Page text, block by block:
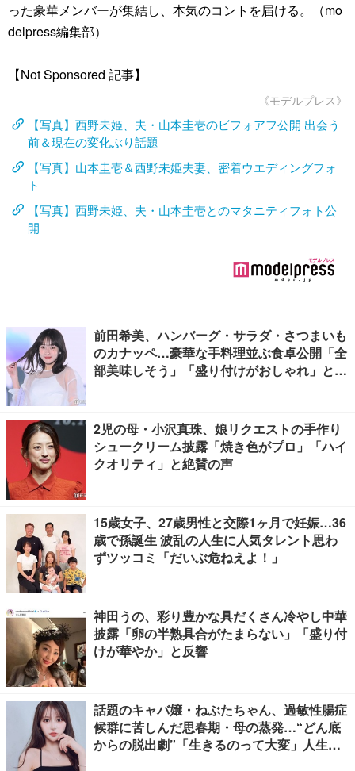
った豪華メンバーが集結し、本気のコントを届ける。（mo
delpress編集部）
【Not Sponsored 記事】
《モデルプレス》
【写真】西野未姫、夫・山本圭壱のビフォアフ公開 出会う
前＆現在の変化ぶり話題
【写真】山本圭壱＆西野未姫夫妻、密着ウエディングフォ
ト
【写真】西野未姫、夫・山本圭壱とのマタニティフォト公
開
前田希美、ハンバーグ・サラダ・さつまいも
のカナッペ…豪華な手料理並ぶ食卓公開「全
部美味しそう」「盛り付けがおしゃれ」と絶
2児の母・小沢真珠、娘リクエストの手作り
シュークリーム披露「焼き色がプロ」「ハイ
クオリティ」と絶賛の声
15歳女子、27歳男性と交際1ヶ月で妊娠…36
歳で孫誕生 波乱の人生に人気タレント思わ
ずツッコミ「だいぶ危ねえよ！」
神田うの、彩り豊かな具だくさん冷やし中華
披露「卵の半熟具合がたまらない」「盛り付
けが華やか」と反響
話題のキャバ嬢・ねぶたちゃん、過敏性腸症
候群に苦しんだ思春期・母の蒸発…“どん底
からの脱出劇”「生きるのって大変」人生変